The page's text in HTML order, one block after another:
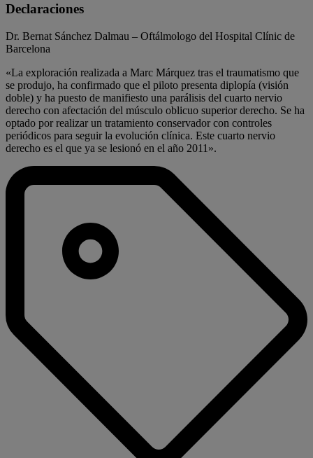
Declaraciones
Dr. Bernat Sánchez Dalmau – Oftálmologo del Hospital Clínic de
Barcelona
«La exploración realizada a Marc Márquez tras el traumatismo que
se produjo, ha confirmado que el piloto presenta diplopía (visión
doble) y ha puesto de manifiesto una parálisis del cuarto nervio
derecho con afectación del músculo oblicuo superior derecho. Se ha
optado por realizar un tratamiento conservador con controles
periódicos para seguir la evolución clínica. Este cuarto nervio
derecho es el que ya se lesionó en el año 2011».